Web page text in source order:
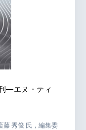
―エヌ・ティ
藤 秀俊 氏，編集委